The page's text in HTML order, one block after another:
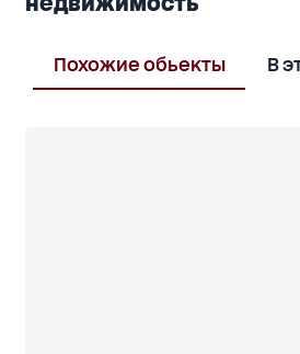
сотрудника
Одесского района."
Похожие обьекты В